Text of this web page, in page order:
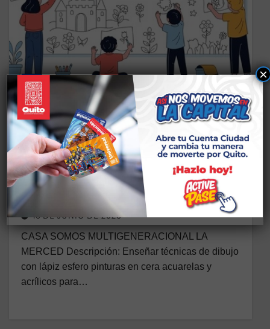
CS DESARROLLO ARTÍSTICO
TALLERES MULTIGENERACIONAL LA MERCED
VACACIONAL DIBUJO
RECREATIVO y
MURALES/DESARROLLO
ARTÍSTICO
16 DE JUNIO DE 2026
CASA SOMOS MULTIGENERACIONAL LA
MERCED Descripción: Enseñar técnicas de dibujo
con lápiz esfero pinturas en cera acuarelas y
acrílicos para…
×